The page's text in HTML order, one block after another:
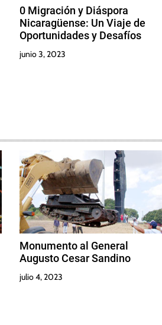
0 Migración y Diáspora
Nicaragüense: Un Viaje de
Oportunidades y Desafíos
junio 3, 2023
Monumento al General
Augusto Cesar Sandino
julio 4, 2023